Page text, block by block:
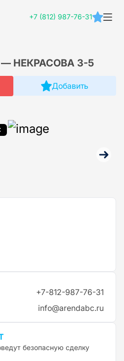
+7 (812) 987-76-31
— НЕКРАСОВА 3-5
Добавить
+7-812-987-76-31
info@arendabc.ru
безопасную сделку